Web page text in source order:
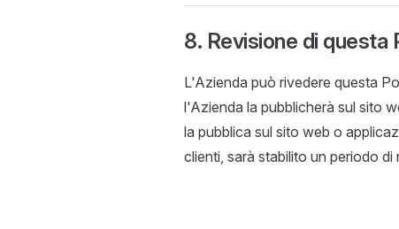
8. Revisione di questa
L'Azienda può rivedere questa
l'Azienda la pubblicherà sul sito
la pubblica sul sito web o
clienti, sarà stabilito un periodo